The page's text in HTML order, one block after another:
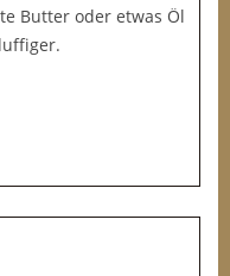
Butter oder etwas Öl